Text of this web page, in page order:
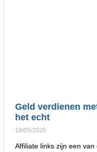
Geld verdienen
het echt
18/05/2026
Affiliate links zijn een